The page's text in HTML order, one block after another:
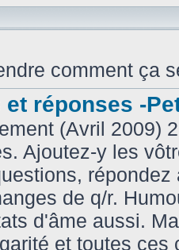
comment ça
réponses -
(Avril 2009)
Ajoutez-y les
de q/r.
d'âme aussi.
et toutes ces